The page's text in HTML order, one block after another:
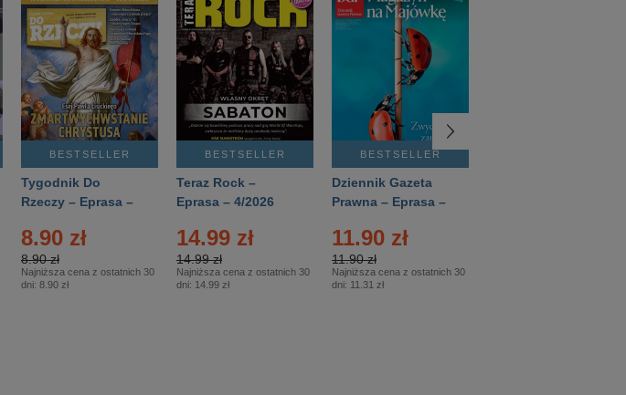
BESTSELLER
Tygodnik Do
Rzeczy – Eprasa –
8.90 zł
8.90 zł
Najniższa cena z ostatnich 30
dni: 8.90 zł
BESTSELLER
Teraz Rock –
Eprasa – 4/2026
14.99 zł
14.99 zł
Najniższa cena z ostatnich 30
dni: 14.99 zł
BESTSELLER
Dziennik Gazeta
Prawna – Eprasa –
11.90 zł
11.90 zł
Najniższa cena z ostatnich 30
dni: 11.31 zł